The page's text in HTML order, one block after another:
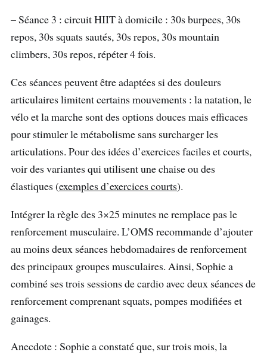
– Séance 3 : circuit HIIT à domicile : 30s burpees, 30s
repos, 30s squats sautés, 30s repos, 30s mountain
climbers, 30s repos, répéter 4 fois.
Ces séances peuvent être adaptées si des douleurs
articulaires limitent certains mouvements : la natation, le
vélo et la marche sont des options douces mais efficaces
pour stimuler le métabolisme sans surcharger les
articulations. Pour des idées d’exercices faciles et courts,
voir des variantes qui utilisent une chaise ou des
élastiques (exemples d’exercices courts).
Intégrer la règle des 3×25 minutes ne remplace pas le
renforcement musculaire. L’OMS recommande d’ajouter
au moins deux séances hebdomadaires de renforcement
des principaux groupes musculaires. Ainsi, Sophie a
combiné ses trois sessions de cardio avec deux séances de
renforcement comprenant squats, pompes modifiées et
gainages.
Anecdote : Sophie a constaté que, sur trois mois, la